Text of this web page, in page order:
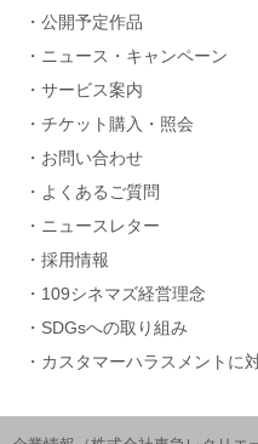
公開予定作品
ニュース・キャンペーン
サービス案内
チケット購入・照会
お問い合わせ
よくあるご質問
ニュースレター
採用情報
109シネマズ経営理念
SDGsへの取り組み
カスタマーハラスメントに